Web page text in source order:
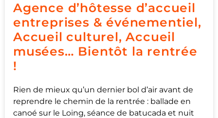
Agence d’hôtesse d’accueil
entreprises & événementiel,
Accueil culturel, Accueil
musées… Bientôt la rentrée
!
Rien de mieux qu’un dernier bol d’air avant de
reprendre le chemin de la rentrée : ballade en
canoé sur le Loing, séance de batucada et nuit